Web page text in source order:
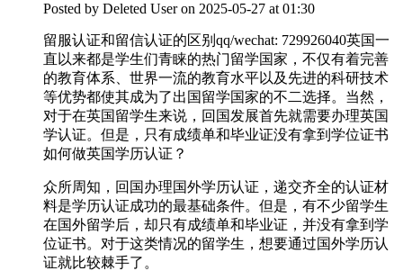
Posted by Deleted User on 2025-05-27 at 01:30
留服认证和留信认证的区别qq/wechat: 729926040英国一
直以来都是学生们青睐的热门留学国家，不仅有着完善
的教育体系、世界一流的教育水平以及先进的科研技术
等优势都使其成为了出国留学国家的不二选择。当然，
对于在英国留学生来说，回国发展首先就需要办理英国
学认证。但是，只有成绩单和毕业证没有拿到学位证书
如何做英国学历认证？
众所周知，回国办理国外学历认证，递交齐全的认证材
料是学历认证成功的最基础条件。但是，有不少留学生
在国外留学后，却只有成绩单和毕业证，并没有拿到学
位证书。对于这类情况的留学生，想要通过国外学历认
证就比较棘手了。